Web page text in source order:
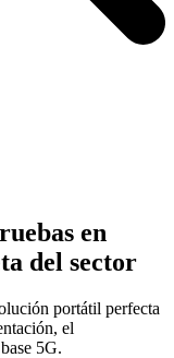
en
del sector
portátil perfecta
el
5G.